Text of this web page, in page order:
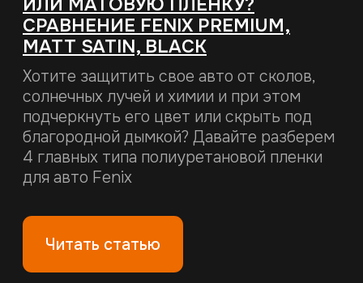
10.06.2026
КАК УХАЖИВАТЬ ЗА
АВТОМОБИЛЕМ ПОСЛЕ ОКЛЕЙКИ
ПЛЕНКОЙ FENIX
оклеили ей кузов? На этом забота об
автомобиле не заканчивается.
Антигравийная пленка — не магический
щит, который работает сам по себе.